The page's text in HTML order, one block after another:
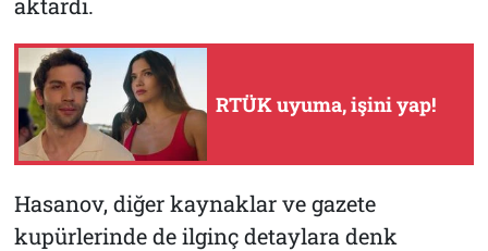
RTÜK uyuma, işini yap!
Hasanov, diğer kaynaklar ve gazete
kupürlerinde de ilginç detaylara denk